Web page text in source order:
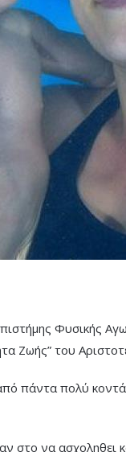
Φυσικής
Ζωής” του
πάντα πολύ
στο να ασχοληθει